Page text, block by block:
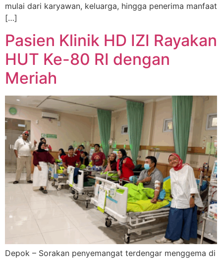
mulai dari karyawan, keluarga, hingga penerima manfaat
[…]
Pasien Klinik HD IZI Rayakan
HUT Ke-80 RI dengan
Meriah
Depok – Sorakan penyemangat terdengar menggema di